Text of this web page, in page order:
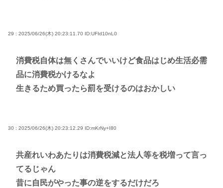
29 : 2025/06/26(木) 20:23:11.70 ID:UFId10nL0
消費税自体は無くさんでいいけど食品はじめ生活必需
品に消費税かけるなよ
生きるため買ったら罰を受けるのはおかしい
30 : 2025/06/26(木) 20:23:12.29 ID:mKrNy+I80
共産れいわあたりは消費税減と法人等を税増って言っ
てるじゃん
昔に自民がやった事の逆をするだけだろ